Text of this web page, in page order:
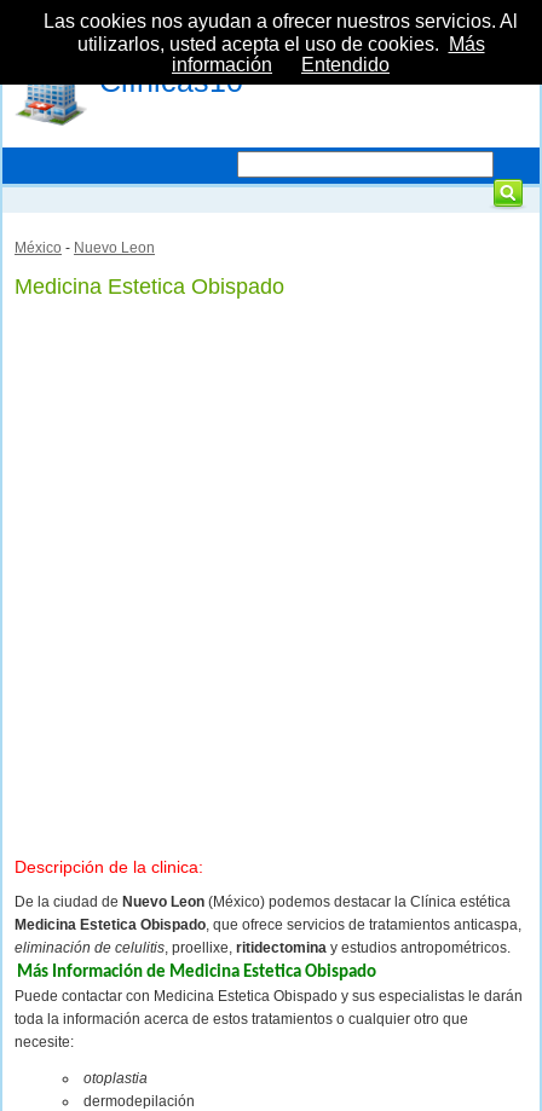
Clínicas10
México - Nuevo Leon
Medicina Estetica Obispado
Descripción de la clinica:
De la ciudad de Nuevo Leon (México) podemos destacar la Clínica estética
Medicina Estetica Obispado, que ofrece servicios de tratamientos anticaspa,
eliminación de celulitis, proellixe, ritidectomina y estudios antropométricos.
Más Información de Medicina Estetica Obispado
Puede contactar con Medicina Estetica Obispado y sus especialistas le darán
toda la información acerca de estos tratamientos o cualquier otro que
necesite:
otoplastia
dermodepilación
Las cookies nos ayudan a ofrecer nuestros servicios. Al
utilizarlos, usted acepta el uso de cookies.
Más
información
Entendido